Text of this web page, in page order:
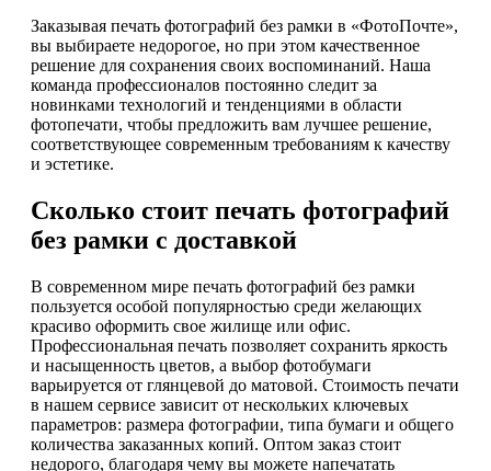
Заказывая печать фотографий без рамки в «ФотоПочте»,
вы выбираете недорогое, но при этом качественное
решение для сохранения своих воспоминаний. Наша
команда профессионалов постоянно следит за
новинками технологий и тенденциями в области
фотопечати, чтобы предложить вам лучшее решение,
соответствующее современным требованиям к качеству
и эстетике.
Сколько стоит печать фотографий
без рамки с доставкой
В современном мире печать фотографий без рамки
пользуется особой популярностью среди желающих
красиво оформить свое жилище или офис.
Профессиональная печать позволяет сохранить яркость
и насыщенность цветов, а выбор фотобумаги
варьируется от глянцевой до матовой. Стоимость печати
в нашем сервисе зависит от нескольких ключевых
параметров: размера фотографии, типа бумаги и общего
количества заказанных копий. Оптом заказ стоит
недорого, благодаря чему вы можете напечатать